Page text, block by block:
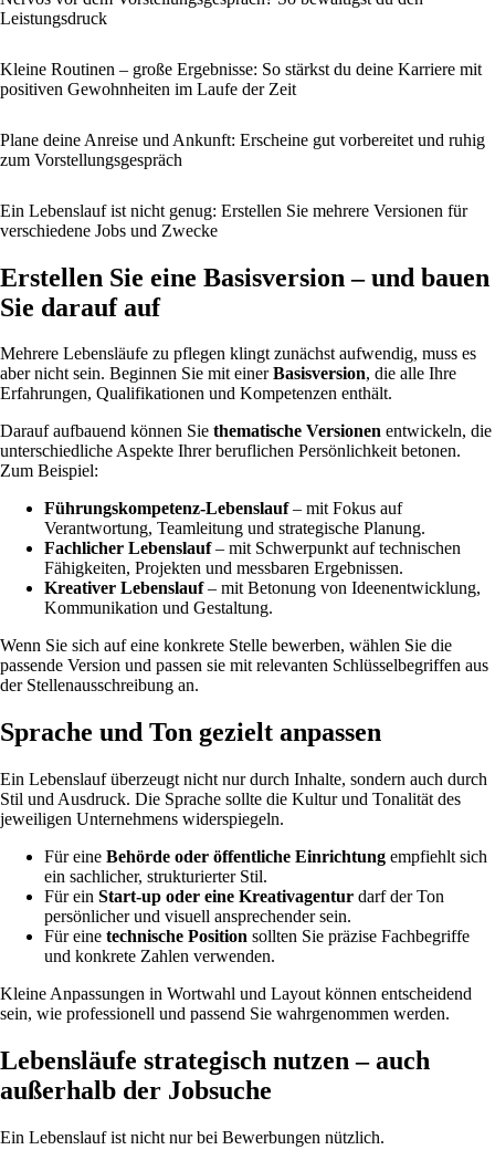
Leistungsdruck
Kleine Routinen – große Ergebnisse: So stärkst du deine Karriere mit
positiven Gewohnheiten im Laufe der Zeit
Plane deine Anreise und Ankunft: Erscheine gut vorbereitet und ruhig
zum Vorstellungsgespräch
Ein Lebenslauf ist nicht genug: Erstellen Sie mehrere Versionen für
verschiedene Jobs und Zwecke
Erstellen Sie eine Basisversion – und bauen
Sie darauf auf
Mehrere Lebensläufe zu pflegen klingt zunächst aufwendig, muss es
aber nicht sein. Beginnen Sie mit einerBasisversion, die alle Ihre
Erfahrungen, Qualifikationen und Kompetenzen enthält.
Darauf aufbauend können Sie thematische Versionen entwickeln, die
unterschiedliche Aspekte Ihrer beruflichen Persönlichkeit betonen.
Zum Beispiel:
Führungskompetenz-Lebenslauf– mit Fokus auf
Verantwortung, Teamleitung und strategische Planung.
Fachlicher Lebenslauf– mit Schwerpunkt auf technischen
Fähigkeiten, Projekten und messbaren Ergebnissen.
Kreativer Lebenslauf– mit Betonung von Ideenentwicklung,
Kommunikation und Gestaltung.
Wenn Sie sich auf eine konkrete Stelle bewerben, wählen Sie die
passende Version und passen sie mit relevanten Schlüsselbegriffen aus
der Stellenausschreibung an.
Sprache und Ton gezielt anpassen
Ein Lebenslauf überzeugt nicht nur durch Inhalte, sondern auch durch
Stil und Ausdruck. Die Sprache sollte die Kultur und Tonalität des
jeweiligen Unternehmens widerspiegeln.
Für eine Behörde oder öffentliche Einrichtung empfiehlt sich
ein sachlicher, strukturierter Stil.
Für ein Start-up oder eine Kreativagentur darf der Ton
persönlicher und visuell ansprechender sein.
Für eine technische Position sollten Sie präzise Fachbegriffe
und konkrete Zahlen verwenden.
Kleine Anpassungen in Wortwahl und Layout können entscheidend
sein, wie professionell und passend Sie wahrgenommen werden.
Lebensläufe strategisch nutzen – auch
außerhalb der Jobsuche
Ein Lebenslauf ist nicht nur bei Bewerbungen nützlich.